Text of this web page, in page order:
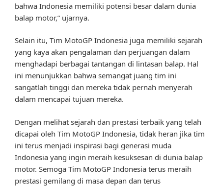
bahwa Indonesia memiliki potensi besar dalam dunia
balap motor,” ujarnya.
Selain itu, Tim MotoGP Indonesia juga memiliki sejarah
yang kaya akan pengalaman dan perjuangan dalam
menghadapi berbagai tantangan di lintasan balap. Hal
ini menunjukkan bahwa semangat juang tim ini
sangatlah tinggi dan mereka tidak pernah menyerah
dalam mencapai tujuan mereka.
Dengan melihat sejarah dan prestasi terbaik yang telah
dicapai oleh Tim MotoGP Indonesia, tidak heran jika tim
ini terus menjadi inspirasi bagi generasi muda
Indonesia yang ingin meraih kesuksesan di dunia balap
motor. Semoga Tim MotoGP Indonesia terus meraih
prestasi gemilang di masa depan dan terus